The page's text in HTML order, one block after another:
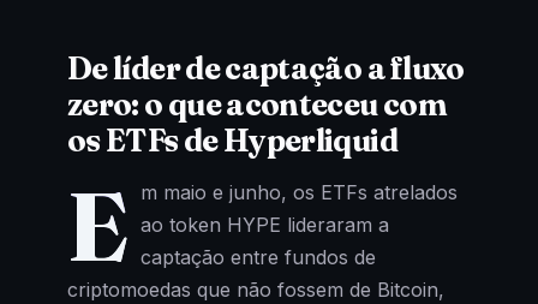
De líder de captação a fluxo
zero: o que aconteceu com
os ETFs de Hyperliquid
E m maio e junho, os ETFs atrelados
ao token HYPE lideraram a
captação entre fundos de
criptomoedas que não fossem de Bitcoin,